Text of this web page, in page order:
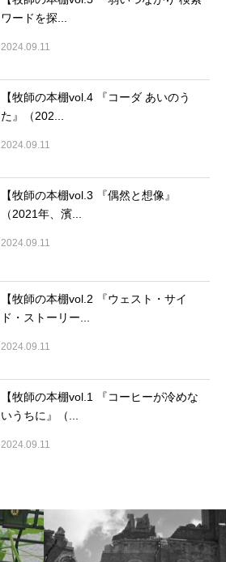
ワードを探...
2024.09.11
【牧師の本棚vol.4 『コーダ あいのう
た』（202...
2024.09.11
【牧師の本棚vol.3 『偶然と想像』
（2021年、濱...
2024.09.11
【牧師の本棚vol.2 『ウェスト・サイ
ド・ストーリー...
2024.09.11
【牧師の本棚vol.1 『コーヒーが冷めな
いうちに』（...
2024.09.11